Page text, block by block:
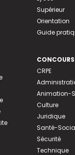
Supérieur
Orientation
Guide
CONCOURS
CRPE
Animation-
Culture
Juridique
Santé-
Sécurité
Technique